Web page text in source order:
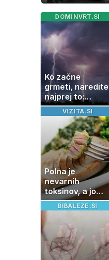
DOMINVRT.SI
Ko začne
grmeti, naredite
najprej to:
strokovnjaki
opozarjajo na
pogosto napako
VIZITA.SI
Polna je
nevarnih
toksinov, a jo
imamo vsi radi:
to je najbolj
nezdrava riba, ki
jo mnogi redno
uživajo
BIBALEZE.SI